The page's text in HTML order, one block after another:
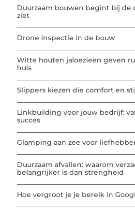
Duurzaam bouwen begint bij de
ziet
Drone inspectie in de bouw
Witte houten jaloezieën geven
huis
Slippers kiezen die comfort en
Linkbuilding voor jouw bedrijf:
succes
Glamping aan zee voor
Duurzaam afvallen: waarom
belangrijker is dan strengheid
Hoe vergroot je je bereik in